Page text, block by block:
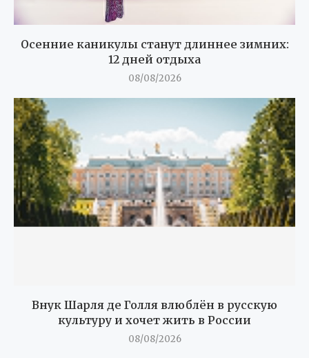
Осенние каникулы станут длиннее зимних:
12 дней отдыха
08/08/2026
Внук Шарля де Голля влюблён в русскую
культуру и хочет жить в России
08/08/2026